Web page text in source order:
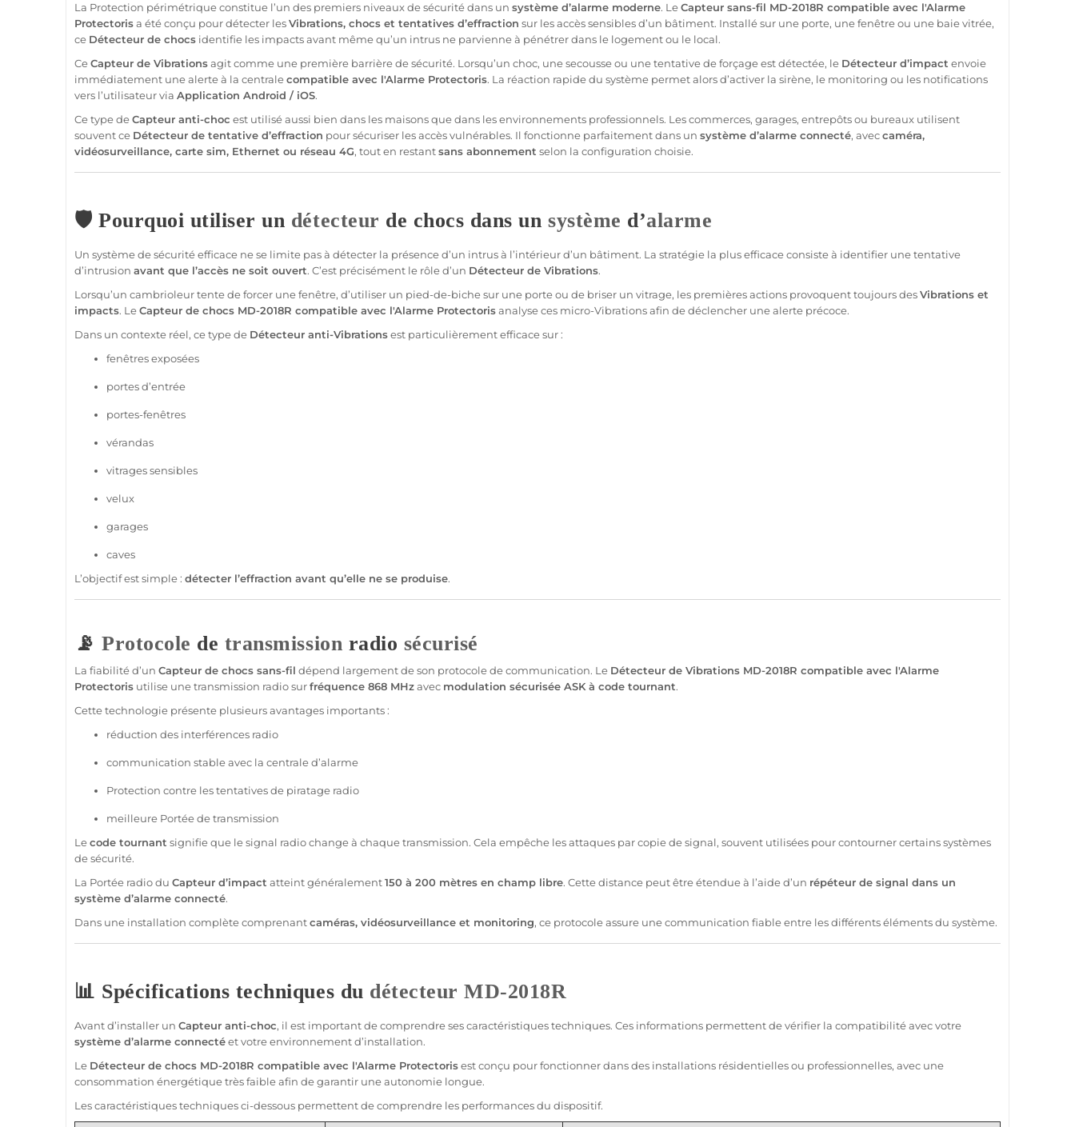
La Protection périmétrique constitue l’un des premiers niveaux desécuritédans un système d’alarme moderne. LeCapteur sans-fil MD-2018R compatible avec l'Alarme
Protectorisa été conçu pour détecter lesVibrations, chocs et tentatives d’effraction sur les accès sensibles d’un bâtiment. Installé sur une porte, une fenêtre ou une baie vitrée,
ce Détecteur de chocs identifie les impacts avant même qu’un intrus ne parvienne à pénétrer dans le logementou le local.
CeCapteur de Vibrationsagit comme une première barrière desécurité. Lorsqu’un choc, une secousse ou une tentative de forçage est détectée, le Détecteur d’impact envoie
immédiatement une alerte à la centralecompatible avec l'Alarme Protectoris. La réaction rapide du système permet alors d’activer la sirène, le monitoring ou les notifications
vers l’utilisateur via Application Android / iOS.
Ce type deCapteur anti-choc est utilisé aussi bien dans les maisonsque dans les environnements professionnels. Lescommerces, garages, entrepôts ou bureaux utilisent
souvent ce Détecteur de tentative d’effraction pour sécuriser les accès vulnérables. Il fonctionne parfaitement dans un système d’alarme connecté, aveccaméra,
vidéosurveillance, carte sim, Ethernet ou réseau 4G, tout en restantsans abonnement selon la configuration choisie.
🛡️ Pourquoi utiliser un détecteur de chocs dans unsystème d’alarme
Un systèmedesécuritéefficace ne se limite pas à détecter la présenced’un intrus à l’intérieur d’un bâtiment. La stratégie la plus efficace consiste à identifier une tentative
d’intrusion avant que l’accès ne soit ouvert. C’est précisément le rôle d’un Détecteur de Vibrations.
Lorsqu’un cambrioleur tente de forcer une fenêtre, d’utiliser un pied-de-biche sur une porte ou de briser un vitrage, les premières actions provoquent toujours desVibrations et
impacts. LeCapteur de chocs MD-2018R compatible avec l'Alarme Protectorisanalyse ces micro-Vibrationsafin de déclencher une alerte précoce.
Dans un contexte réel, ce type de Détecteur anti-Vibrationsest particulièrement efficace sur :
fenêtres exposées
portes d’entrée
portes-fenêtres
vérandas
vitrages sensibles
velux
garages
caves
L’objectif est simple : détecter l’effraction avant qu’elle ne se produise.
📡Protocole de transmission radio sécurisé
La fiabilité d’un Capteur de chocs sans-fil dépend largement de son protocolede communication. Le Détecteur de Vibrations MD-2018R compatible avec l'Alarme
Protectoris utilise unetransmission radio surfréquence 868 MHzavec modulation sécurisée ASKà code tournant.
Cette technologie présente plusieurs avantages importants :
réduction des interférences radio
communication stable avec la centraled’alarme
Protection contre les tentatives de piratage radio
meilleure Portéedetransmission
Lecode tournant signifie que le signal radio change à chaquetransmission. Cela empêche les attaques par copie de signal, souvent utilisées pour contourner certains systèmes
desécurité.
La Portée radio du Capteur d’impact atteint généralement150 à 200 mètres en champ libre. Cette distance peut être étendue à l’aide d’un répéteur de signal dans un
système d’alarme connecté.
Dans une installation complète comprenantcaméras, vidéosurveillance et monitoring, ce protocoleassure une communication fiableentre les différents éléments du système.
📊 Spécifications techniques du détecteur MD-2018R
Avant d’installer un Capteur anti-choc, il est important de comprendre ses caractéristiques techniques. Ces informations permettent de vérifier la compatibilité avec votre
système d’alarme connectéet votre environnement d’installation.
Le Détecteur de chocs MD-2018R compatible avec l'Alarme Protectorisest conçu pour fonctionner dans des installations résidentielles ou professionnelles, avec une
consommation énergétique très faible afin de garantir une autonomie longue.
Les caractéristiques techniques ci-dessous permettent de comprendre les performances du dispositif.